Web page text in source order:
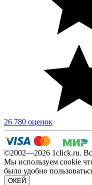
26 780 оценок
©2002—2026 1сlick.ru.
Мы используем cookie
было удобно
ОКЕЙ